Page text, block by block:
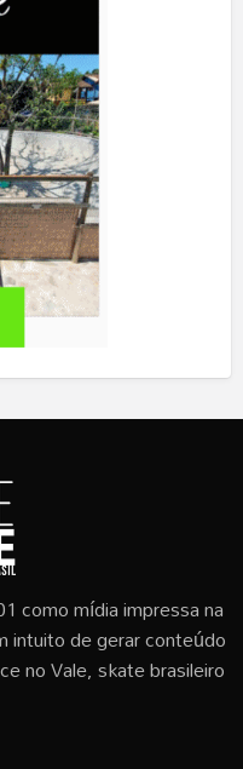
como mídia impressa na
intuito de gerar conteúdo
no Vale, skate brasileiro